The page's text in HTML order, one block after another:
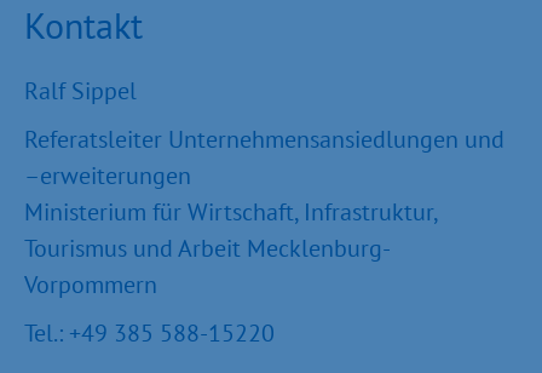
Kontakt
Ralf Sippel
Referatsleiter Unternehmensansiedlungen und
–erweiterungen
Ministerium für Wirtschaft, Infrastruktur,
Tourismus und Arbeit Mecklenburg-
Vorpommern
Tel.: +49 385 588-15220